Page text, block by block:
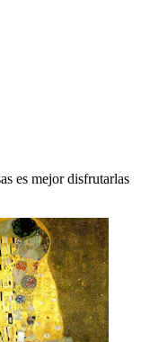
es mejor disfrutarlas